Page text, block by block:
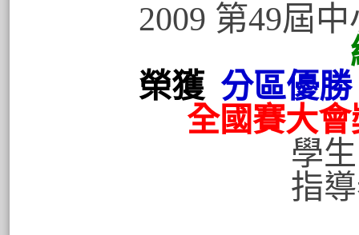
2009 第49屆
榮獲 分區優勝
全國賽大會
學生:黃泰
指導老師